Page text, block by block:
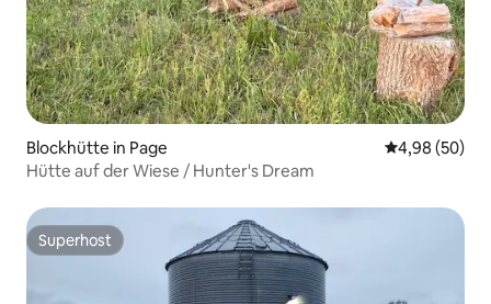
Blockhütte in Page
4,98 (50)
Hütte auf der Wiese / Hunter's Dream
Superhost
Superhost